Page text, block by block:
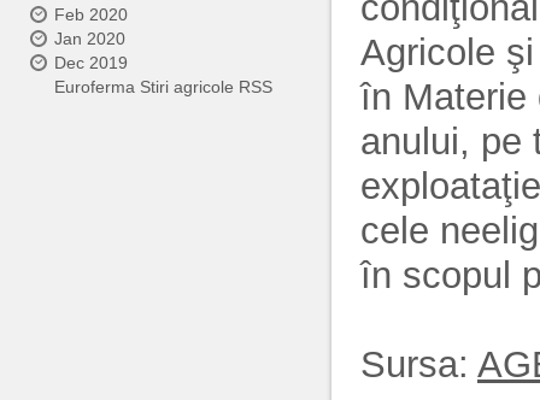
Feb 2020
Jan 2020
Dec 2019
Euroferma Stiri agricole RSS
Agricole
în Materie
anului, pe
cele
în scopul
Sursa: